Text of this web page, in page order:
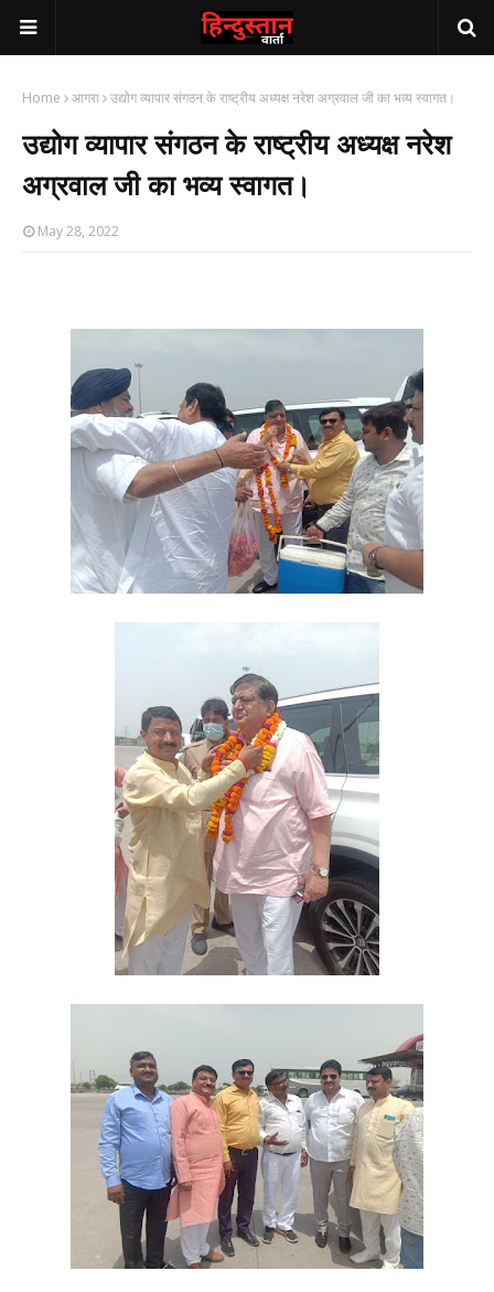
Home आगरा उद्योग व्यापार संगठन के राष्ट्रीय अध्यक्ष नरेश अग्रवाल जी का भव्य स्वागत।
उद्योग व्यापार संगठन के राष्ट्रीय अध्यक्ष नरेश
अग्रवाल जी का भव्य स्वागत।
May 28, 2022